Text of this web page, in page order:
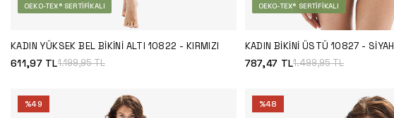
OEKO-TEX® SERTIFIKALI
KADIN YÜKSEK BEL BIKINI ALTI 10822 - KIRMIZI
611,97TL1.199,95TL
OEKO-TEX® SERTIFIKALI
KADIN BIKINI ÜSTÜ 10827 - SIYAH
787,47 TL1.499,95TL
%49 %48